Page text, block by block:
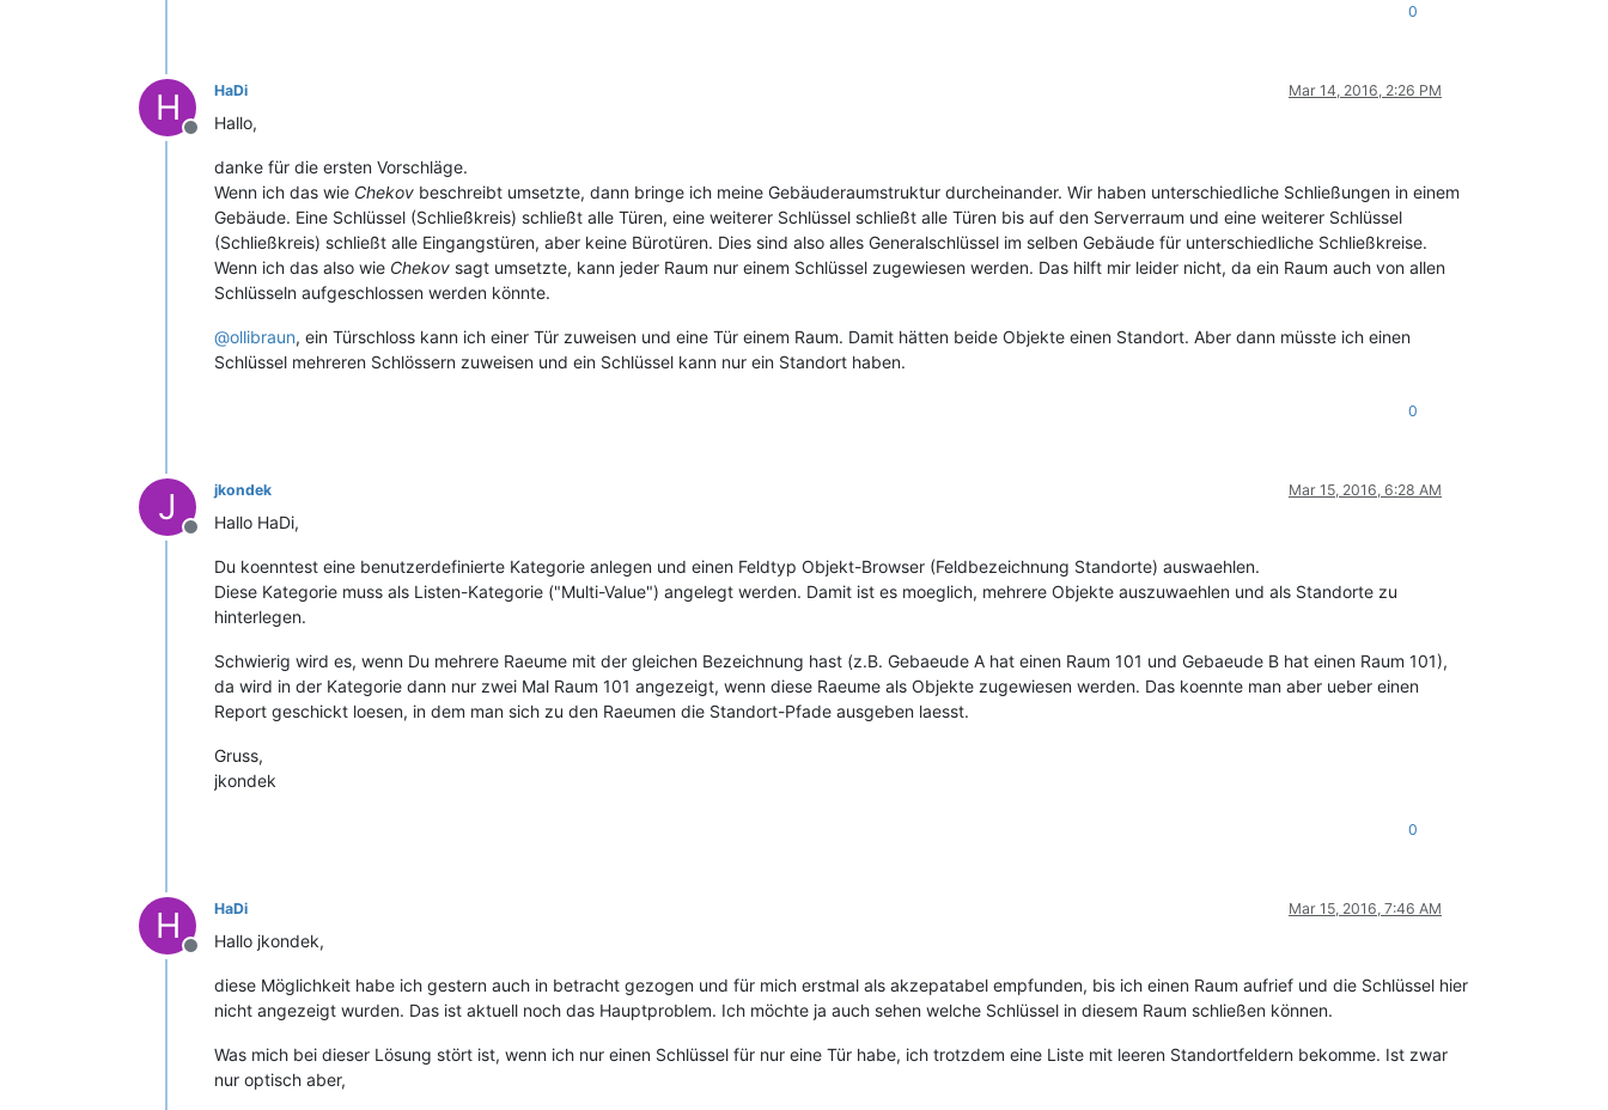
0
H
Offline
HaDi Mar 14, 2016, 2:26 PM
Hallo,
danke für die ersten Vorschläge.
Wenn ich das wie Chekov beschreibt umsetzte, dann bringe ich meine Gebäuderaumstruktur durcheinander. Wir haben unterschiedliche Schließungen in einem
Gebäude. Eine Schlüssel (Schließkreis) schließt alle Türen, eine weiterer Schlüssel schließt alle Türen bis auf den Serverraum und eine weiterer Schlüssel
(Schließkreis) schließt alle Eingangstüren, aber keine Bürotüren. Dies sind also alles Generalschlüssel im selben Gebäude für unterschiedliche Schließkreise.
Wenn ich das also wie Chekov sagt umsetzte, kann jeder Raum nur einem Schlüssel zugewiesen werden. Das hilft mir leider nicht, da ein Raum auch von allen
Schlüsseln aufgeschlossen werden könnte.
@ollibraun, ein Türschloss kann ich einer Tür zuweisen und eine Tür einem Raum. Damit hätten beide Objekte einen Standort. Aber dann müsste ich einen
Schlüssel mehreren Schlössern zuweisen und ein Schlüssel kann nur ein Standort haben.
0
J
Offline
jkondek Mar 15, 2016, 6:28 AM
Hallo HaDi,
Du koenntest eine benutzerdefinierte Kategorie anlegen und einen Feldtyp Objekt-Browser (Feldbezeichnung Standorte) auswaehlen.
Diese Kategorie muss als Listen-Kategorie ("Multi-Value") angelegt werden. Damit ist es moeglich, mehrere Objekte auszuwaehlen und als Standorte zu
hinterlegen.
Schwierig wird es, wenn Du mehrere Raeume mit der gleichen Bezeichnung hast (z.B. Gebaeude A hat einen Raum 101 und Gebaeude B hat einen Raum 101),
da wird in der Kategorie dann nur zwei Mal Raum 101 angezeigt, wenn diese Raeume als Objekte zugewiesen werden. Das koennte man aber ueber einen
Report geschickt loesen, in dem man sich zu den Raeumen die Standort-Pfade ausgeben laesst.
Gruss,
jkondek
0
H
Offline
HaDi Mar 15, 2016, 7:46 AM
Hallo jkondek,
diese Möglichkeit habe ich gestern auch in betracht gezogen und für mich erstmal als akzepatabel empfunden, bis ich einen Raum aufrief und die Schlüssel hier
nicht angezeigt wurden. Das ist aktuell noch das Hauptproblem. Ich möchte ja auch sehen welche Schlüssel in diesem Raum schließen können.
Was mich bei dieser Lösung stört ist, wenn ich nur einen Schlüssel für nur eine Tür habe, ich trotzdem eine Liste mit leeren Standortfeldern bekomme. Ist zwar
nur optisch aber,